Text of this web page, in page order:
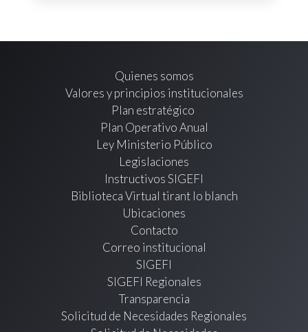
Quienes somos
Valores y principios institucionales
Plan estratégico
Plan Operativo Anual
Ley Ministerio Público
Legislaciones
Instructivos SIGEFI
Biblioteca Virtual tirant lo blanch
Ubicaciones
Contacto
Correo institucional
SIGEFI
SIGEFI Regionales
Transparencia
Solicitud de Necesidades Regionales